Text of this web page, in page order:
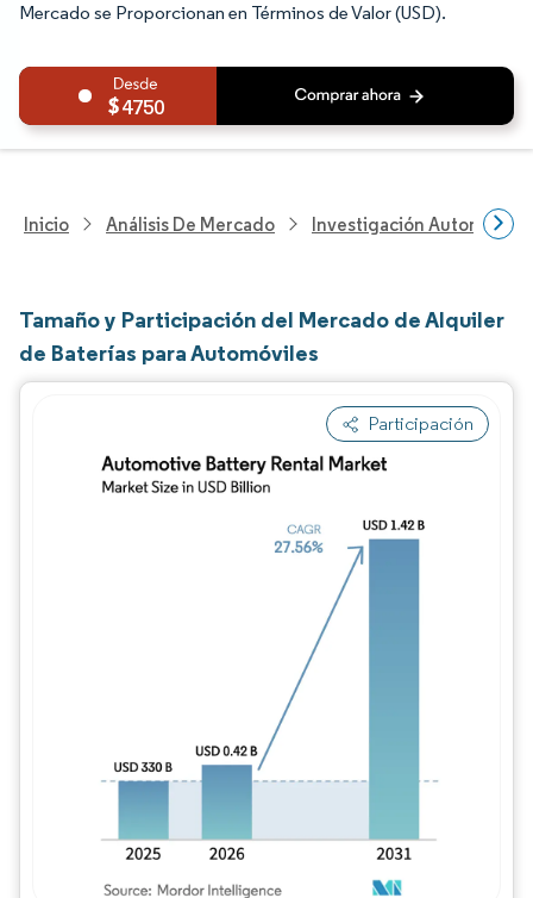
Mercado se Proporcionan en Términos de Valor (USD).
4750
Inicio Análisis De Mercado Investigación Automotriz
Tamaño y Participación del Mercado de Alquiler
de Baterías para Automóviles
Participación
Imagen © Mordor Intelligence. El uso